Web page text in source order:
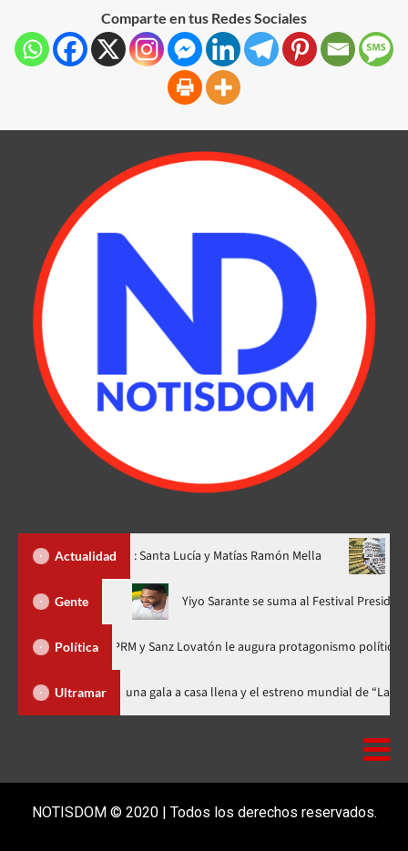
Comparte en tus Redes Sociales
Actualidad
provincias: Santa Lucía y Matías Ramón Mella Dólar
Gente
ahora en nuevo horario Yiyo Sarante se suma al
Política
del PRM y Sanz Lovatón le augura protagonismo político
Ultramar
Film Festival celebra 15 años con una gala a casa llena y el estreno
NOTISDOM © 2020 | Todos los derechos reservados.